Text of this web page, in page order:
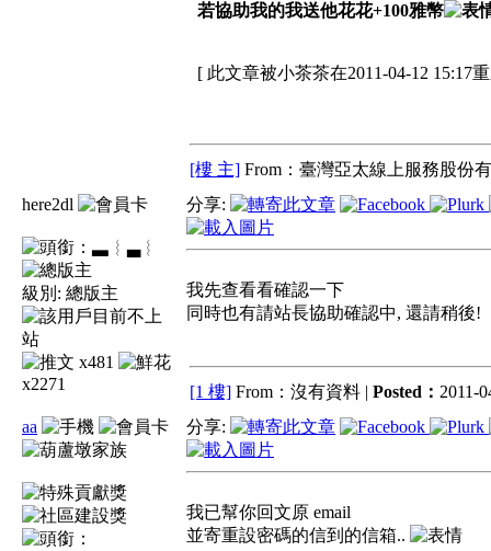
若協助我的我送他花花+100雅幣
[ 此文章被小茶茶在2011-04-12 15:17
[樓 主] From：臺灣亞太線上服務股份
here2dl
▃︴
級別: 總版主
x481
x2271
分享:
我先查看看確認一下
同時也有請站長協助確認中, 還請稍後!
[1 樓] From：沒有資料 | Posted： 2011-
aa
分享:
我已幫你回文原 email
並寄重設密碼的信到的信箱..